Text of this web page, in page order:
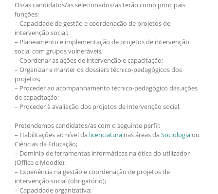
Os/as candidatos/as selecionados/as terão como principais
funções:
– Capacidade de gestão e coordenação de projetos de
intervenção social;
– Planeamento e implementação de projetos de intervenção
social com grupos vulneráveis;
– Coordenar as ações de intervenção e capacitação;
– Organizar e manter os dossiers técnico-pedagógicos dos
projetos;
– Proceder ao acompanhamento técnico-pedagógico das ações
de capacitação;
– Proceder à avaliação dos projetos de intervenção social.
Pretendemos candidatos/as com o seguinte perfil:
– Habilitações ao nível da licenciatura nas áreas da Sociologiaou
Ciências da Educação;
– Domínio de ferramentas informáticas na ótica do utilizador
(Office e Moodle);
– Experiência na gestão e coordenação de projetos de
intervenção social (obrigatório);
– Capacidade organizativa;